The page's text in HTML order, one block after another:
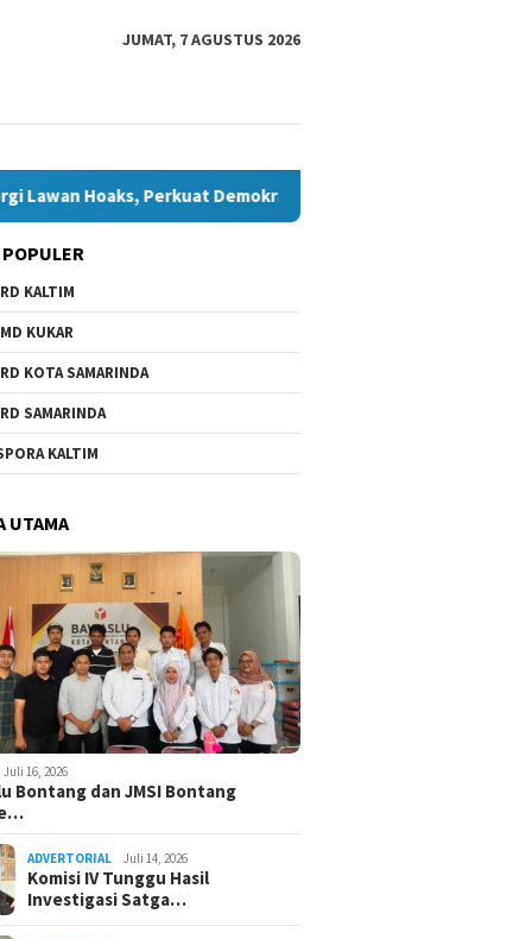
JUMAT, 7 AGUSTUS 2026
Perkuat Demokrasi Jelang Pemilu 2029
KALTIM
KUKAR
KOTA SAMARINDA
SAMARINDA
KALTIM
UTAMA
Juli 16, 2026
Bontang dan JMSI Bontang
ADVERTORIAL Juli 14, 2026
Komisi IV Tunggu Hasil
Investigasi Satga…